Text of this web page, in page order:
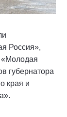
Россия»,
«Молодая
губернатора
края и